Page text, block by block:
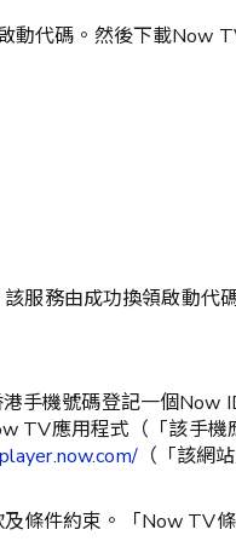
動代碼。然後下載Now
服務由成功換領啟動代
手機號碼登記一個Now
TV應用程式（「該手機
（「該網
條件約束。「Now TV